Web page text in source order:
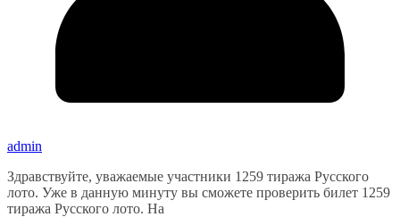
admin
Здравствуйте, уважаемые участники 1259 тиража Русского
лото. Уже в данную минуту вы сможете проверить билет 1259
тиража Русского лото. На